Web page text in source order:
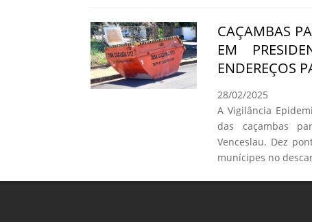
CAÇAMBAS
EM
ENDEREÇOS
28/02/2025
A Vigilância
das caçambas
Venceslau. Dez
munícipes no